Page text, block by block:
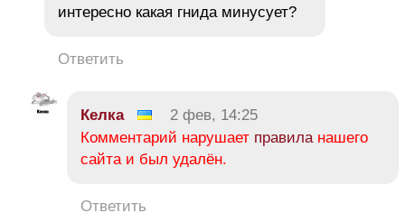
интересно какая гнида минусует?
Ответить
Келка
2 фев, 14:25
Комментарий нарушает правиланашего
сайта и был удалён.
Ответить